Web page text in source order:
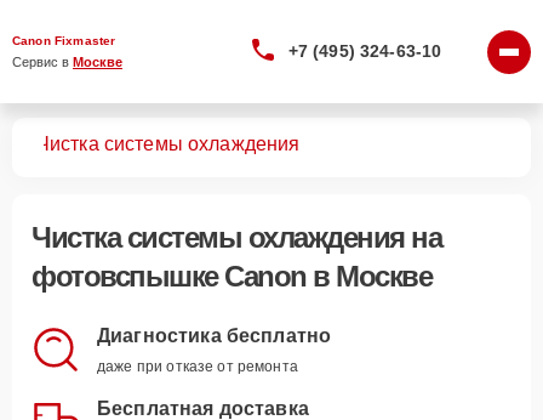
Canon Fixmaster
Сервис в Москве
+7 (495) 324-63-10
Чистка системы охлаждения
Чистка системы охлажденияна
фотовспышке Canon в Москве
Диагностика бесплатно
даже при отказе от ремонта
Бесплатная доставка